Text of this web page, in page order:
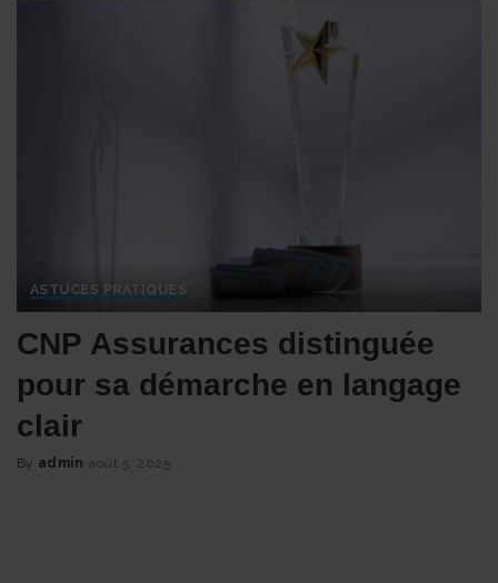
ASTUCES PRATIQUES
CNP Assurances distinguée
pour sa démarche en langage
clair
Posted
By admin août 5, 2025